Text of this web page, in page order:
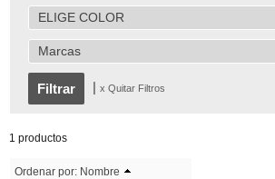
ELIGE COLOR
Marcas
| x Quitar Filtros
1 productos
Ordenar por: Nombre